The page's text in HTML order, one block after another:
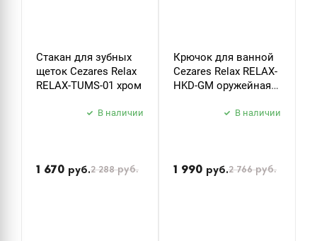
Стакан для зубных
щеток Cezares Relax
RELAX-TUMS-01 хром
В наличии
1 670 руб.2 288руб.
Крючок для ванной
Cezares Relax RELAX-
HKD-GM оружейная
В наличии
1 990 руб.2 766руб.